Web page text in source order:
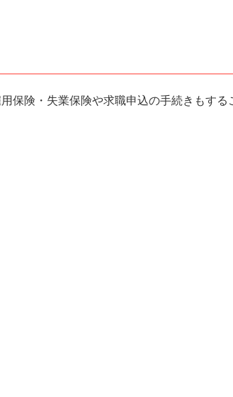
保険・失業保険や求職申込の手続きもする